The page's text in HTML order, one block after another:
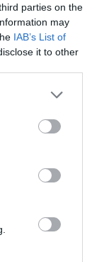
parties on the
may
IAB’s List of
it to other
more Google
may click to
party tags to
below Google
καν